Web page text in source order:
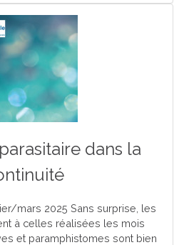
dans la
mars 2025 Sans surprise, les
à celles réalisées les mois
et paramphistomes sont bien